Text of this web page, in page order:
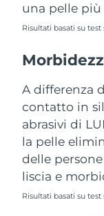
una pelle più
Risultati basati su
A differenza
contatto in
abrasivi di
la pelle
delle
liscia e
Risultati basati su